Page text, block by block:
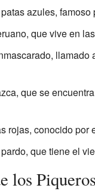
azules, famoso
que vive en
llamado
que se
rojas, conocido por
que tiene el
los Piqueros